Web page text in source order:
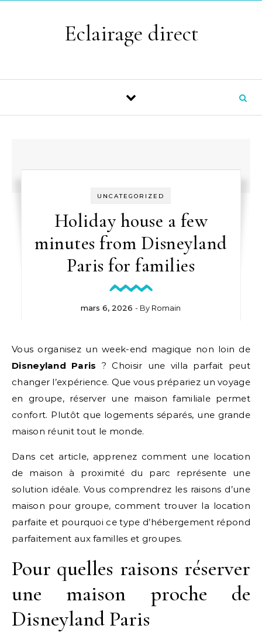
Eclairage direct
UNCATEGORIZED
Holiday house a few
minutes from Disneyland
Paris for families
mars 6, 2026 - By Romain
Vous organisez un week-end magique non loin de
Disneyland Paris ? Choisir une villa parfait peut
changer l’expérience. Que vous prépariez un voyage
en groupe, réserver une maison familiale permet
confort. Plutôt que logements séparés, une grande
maison réunit tout le monde.
Dans cet article, apprenez comment une location
de maison à proximité du parc représente une
solution idéale. Vous comprendrez les raisons d’une
maison pour groupe, comment trouver la location
parfaite et pourquoi ce type d’hébergement répond
parfaitement aux familles et groupes.
Pour quelles raisons réserver
une maison proche de
Disneyland Paris